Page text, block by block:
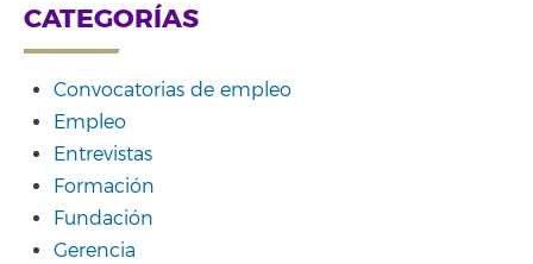
CATEGORÍAS
Convocatorias de empleo
Empleo
Entrevistas
Formación
Fundación
Gerencia